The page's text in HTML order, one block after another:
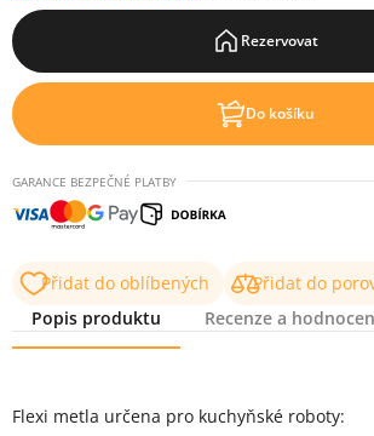
Rezervovat
Do košíku
GARANCE BEZPEČNÉ PLATBY
Přidat do oblíbených
Přidat do
Popis produktu
Recenze a
Flexi metla určena pro kuchyňské roboty: